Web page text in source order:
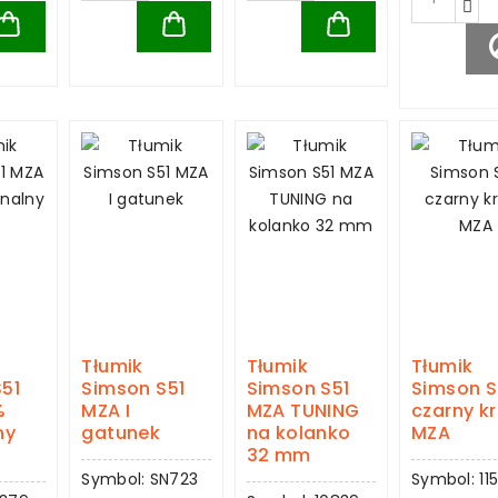
Tłumik
Simson S51
MZA I
gatunek
Symbol: SN723
Tłumik
Simson S51
MZA TUNING
na kolanko
32 mm
Tłumik
Simson
czarny
MZA
Symbol: